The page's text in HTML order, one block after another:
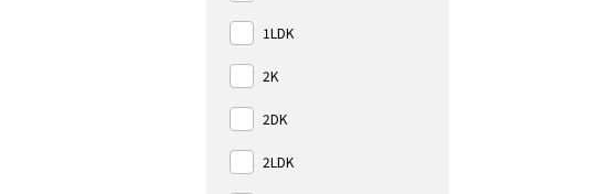
1LDK
2K
2DK
2LDK